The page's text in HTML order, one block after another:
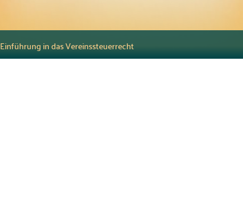
Einführung in das Vereinssteuerrecht